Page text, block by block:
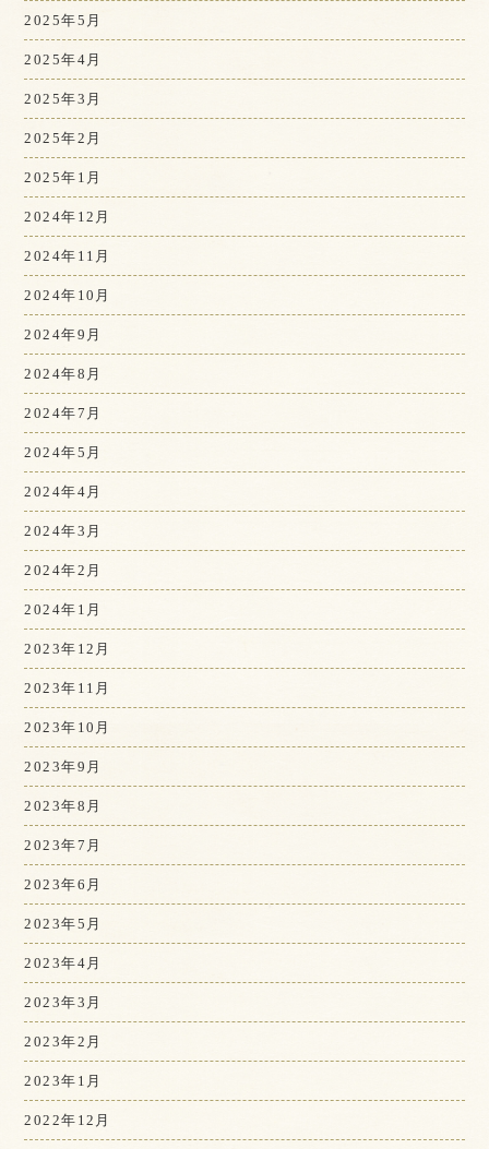
2025年5月
2025年4月
2025年3月
2025年2月
2025年1月
2024年12月
2024年11月
2024年10月
2024年9月
2024年8月
2024年7月
2024年5月
2024年4月
2024年3月
2024年2月
2024年1月
2023年12月
2023年11月
2023年10月
2023年9月
2023年8月
2023年7月
2023年6月
2023年5月
2023年4月
2023年3月
2023年2月
2023年1月
2022年12月